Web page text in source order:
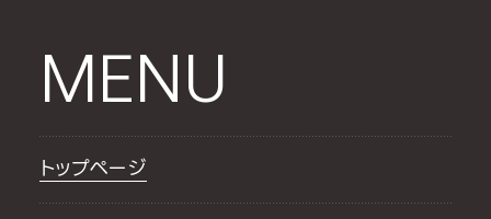
MENU
トップページ